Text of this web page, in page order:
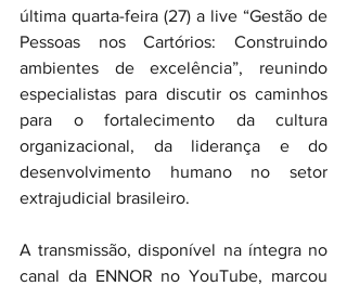
última quarta-feira (27) a live “Gestão de
Pessoas nos Cartórios: Construindo
ambientes de excelência”, reunindo
especialistas para discutir os caminhos
para o fortalecimento da cultura
organizacional, da liderança e do
desenvolvimento humano no setor
extrajudicial brasileiro.
A transmissão, disponível na íntegra no
canal da ENNOR no YouTube, marcou